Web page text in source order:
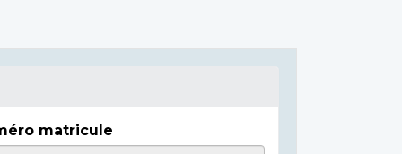
matricule